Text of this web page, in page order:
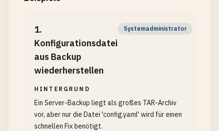
1.
Konfigurationsdatei
aus Backup
wiederherstellen
Systemadministrator
HINTERGRUND
Ein Server-Backup liegt als großes TAR-Archiv
vor, aber nur die Datei 'config.yaml' wird für einen
schnellen Fix benötigt.